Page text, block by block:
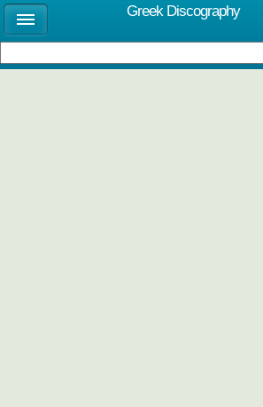
Greek Discography